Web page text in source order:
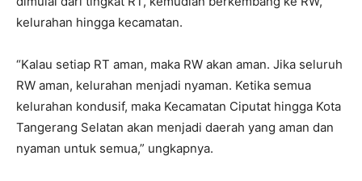
kelurahan hingga kecamatan.
“Kalau setiap RT aman, maka RW akan aman. Jika seluruh
RW aman, kelurahan menjadi nyaman. Ketika semua
kelurahan kondusif, maka Kecamatan Ciputat hingga Kota
Tangerang Selatan akan menjadi daerah yang aman dan
nyaman untuk semua,” ungkapnya.